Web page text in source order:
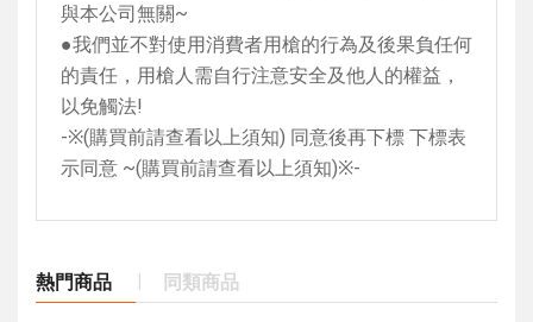
與本公司無關~
●我們並不對使用消費者用槍的行為及後果負任何
的責任，用槍人需自行注意安全及他人的權益，
以免觸法!
-※(購買前請查看以上須知) 同意後再下標 下標表
示同意 ~(購買前請查看以上須知)※-
熱門商品 同類商品